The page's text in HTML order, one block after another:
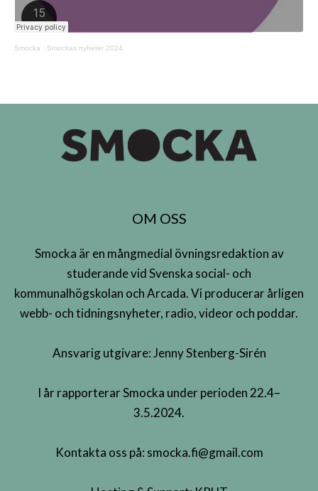
Smocka · Smockas nyheter 2024
OM OSS
Smocka är en mångmedial övningsredaktion av
studerande vid Svenska social- och
kommunalhögskolan och Arcada. Vi producerar årligen
webb- och tidningsnyheter, radio, videor och poddar.
Ansvarig utgivare: Jenny Stenberg-Sirén
I år rapporterar Smocka under perioden 22.4–
3.5.2024.
Kontakta oss på: smocka.fi@gmail.com